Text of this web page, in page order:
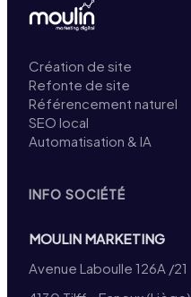
Création de site
Refonte de site
Référencement naturel
SEO local
Automatisation & IA
INFO SOCIÉTÉ
MOULIN MARKETING
Avenue Laboulle 126A /21